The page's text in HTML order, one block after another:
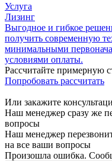
Услуга
Лизинг
Выгодное и гибкое
получить современную
минимальными
условиями оплаты.
Рассчитайте примерную
Попробовать рассчитать
Или закажите
Наш менеджер сразу же
вопросы
Наш менеджер
на все ваши вопросы
Произошла ошибка.